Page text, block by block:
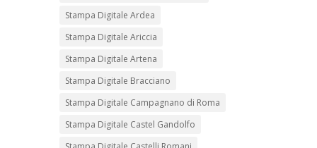
Stampa Digitale Ardea
Stampa Digitale Ariccia
Stampa Digitale Artena
Stampa Digitale Bracciano
Stampa Digitale Campagnano di Roma
Stampa Digitale Castel Gandolfo